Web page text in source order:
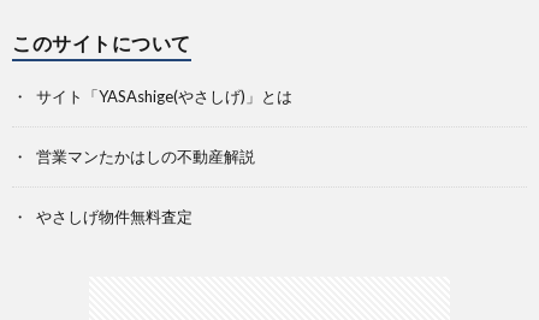
このサイトについて
サイト「YASAshige(やさしげ)」とは
営業マンたかはしの不動産解説
やさしげ物件無料査定